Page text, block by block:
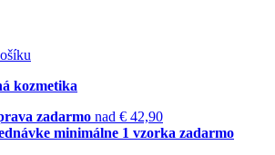
kozmetika
zadarmo nad € 42,90
minimálne 1 vzorka zadarmo